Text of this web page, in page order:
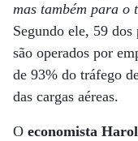
mas também para o
Segundo ele, 59
são operados por
de 93% do tráfego
das cargas aéreas.
O economista